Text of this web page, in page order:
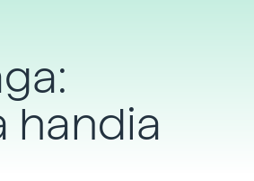
handia